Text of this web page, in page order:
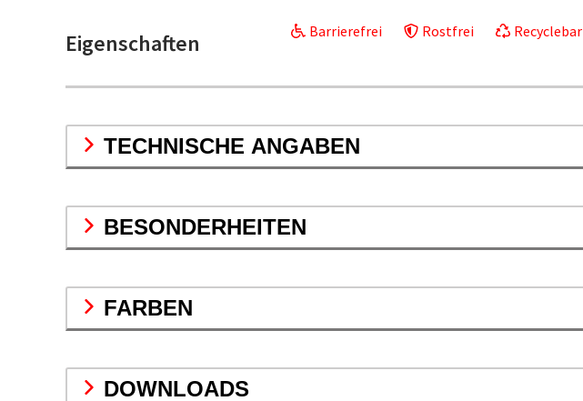
Eigenschaften Barrierefrei Rostfrei Recyclebar
TECHNISCHE ANGABEN
BESONDERHEITEN
FARBEN
DOWNLOADS